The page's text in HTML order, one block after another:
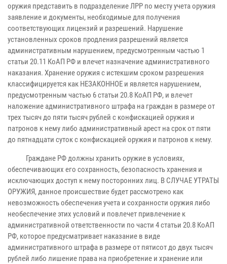
оружия представить в подразделение ЛРР по месту учета оружия
заявление и документы, необходимые для получения
соответствующих лицензий и разрешений. Нарушение
установленных сроков продления разрешений является
административным нарушением, предусмотренным частью 1
статьи 20.11 КоАП РФ и влечет назначение административного
наказания. Хранение оружия с истекшим сроком разрешения
классифицируется как НЕЗАКОННОЕ и является нарушением,
предусмотренным частью 6 статьи 20.8 КоАП РФ, и влечет
наложение административного штрафа на граждан в размере от
трех тысяч до пяти тысяч рублей с конфискацией оружия и
патронов к нему либо административный арест на срок от пяти
до пятнадцати суток с конфискацией оружия и патронов к нему.
Граждане РФ должны хранить оружие в условиях,
обеспечивающих его сохранность, безопасность хранения и
исключающих доступ к нему посторонних лиц. В СЛУЧАЕ УТРАТЫ
ОРУЖИЯ, данное происшествие будет рассмотрено как
невозможность обеспечения учета и сохранности оружия либо
необеспечение этих условий и повлечет привлечение к
административной ответственности по части 4 статьи 20.8 КоАП
РФ, которое предусматривает наказание в виде
административного штрафа в размере от пятисот до двух тысяч
рублей либо лишение права на приобретение и хранение или